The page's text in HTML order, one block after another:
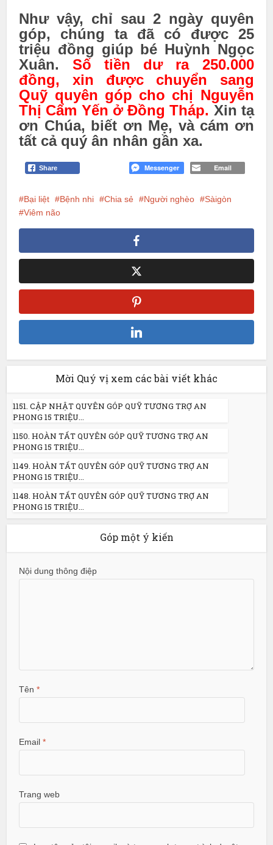
Như vậy, chỉ sau 2 ngày quyên
góp, chúng ta đã có được 25
triệu đồng giúp bé Huỳnh Ngọc
Xuân. Số tiền dư ra 250.000
đồng, xin được chuyển sang
Quỹ quyên góp cho chị Nguyễn
Thị Cẩm Yến ở Đồng Tháp. Xin tạ
ơn Chúa, biết ơn Mẹ, và cám ơn
tất cả quý ân nhân gần xa.
Share Messenger Email
Bại liệt Bệnh nhi Chia sẻ Người nghèo
Sàigòn
Viêm não
Mời Quý vị xem các bài viết khác
1151. CẬP NHẬT QUYÊN GÓP QUỸ TƯƠNG TRỢ AN
PHONG 15 TRIỆU...
1150. HOÀN TẤT QUYÊN GÓP QUỸ TƯƠNG TRỢ AN
PHONG 15 TRIỆU...
1149. HOÀN TẤT QUYÊN GÓP QUỸ TƯƠNG TRỢ AN
PHONG 15 TRIỆU...
1148. HOÀN TẤT QUYÊN GÓP QUỸ TƯƠNG TRỢ AN
PHONG 15 TRIỆU...
Góp một ý kiến
Nội dung thông điệp
Tên*
Email*
Trang web